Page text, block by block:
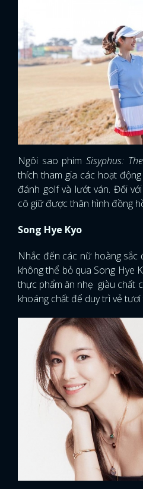
Ngôi sao phimSisyphus:
thích tham gia các hoạt
đánh golf và lướt ván. Đối
cô giữ được thân hình đồng
Song Hye Kyo
Nhắc đến các nữ hoàng sắc
không thể bỏ qua Song Hye
thực phẩm ăn nhẹ giàu chất
khoáng chất để duy trì vẻ tươi